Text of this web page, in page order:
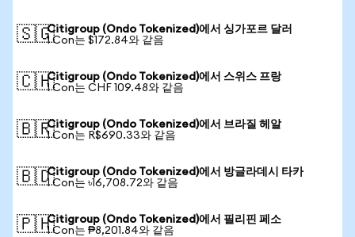
🇸🇬Citigroup (Ondo Tokenized)에서 싱가포르 달러
1 Con는 $172.84와 같음
🇨🇭Citigroup (Ondo Tokenized)에서 스위스 프랑
1 Con는 CHF 109.48와 같음
🇧🇷Citigroup (Ondo Tokenized)에서 브라질 헤알
1 Con는 R$690.33와 같음
🇧🇩Citigroup (Ondo Tokenized)에서 방글라데시 타카
1 Con는 ৳16,708.72와 같음
🇵🇭Citigroup (Ondo Tokenized)에서 필리핀 페소
1 Con는 ₱8,201.84와 같음